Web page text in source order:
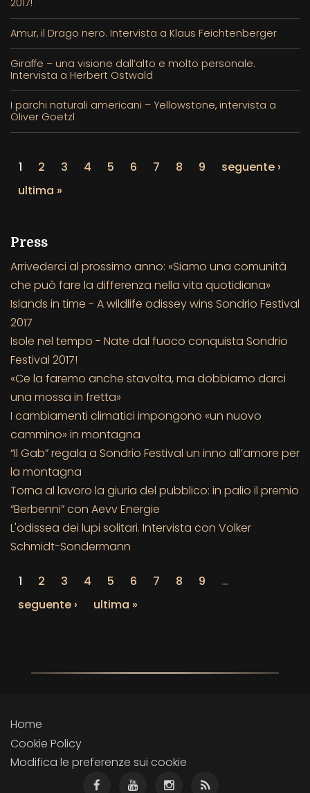
2017!
Amur, il Drago nero. Intervista a Klaus Feichtenberger
Giraffe – una visione dall’alto e molto personale.
Intervista a Herbert Ostwald
I parchi naturali americani – Yellowstone, intervista a
Oliver Goetzl
1 2 3 4 5 6 7 8 9
seguente ›
ultima »
Press
Arrivederci al prossimo anno: «Siamo una comunità
che può fare la differenza nella vita quotidiana»
Islands in time - A wildlife odissey wins Sondrio Festival
2017
Isole nel tempo - Nate dal fuoco conquista Sondrio
Festival 2017!
«Ce la faremo anche stavolta, ma dobbiamo darci
una mossa in fretta»
I cambiamenti climatici impongono «un nuovo
cammino» in montagna
“Il Gab” regala a Sondrio Festival un inno all’amore per
la montagna
Torna al lavoro la giuria del pubblico: in palio il premio
“Berbenni” con Aevv Energie
L'odissea dei lupi solitari. Intervista con Volker
Schmidt-Sondermann
1 2 3 4 5 6 7 8 9
…
seguente ›
ultima »
Home
Cookie Policy
Modifica le preferenze sui cookie